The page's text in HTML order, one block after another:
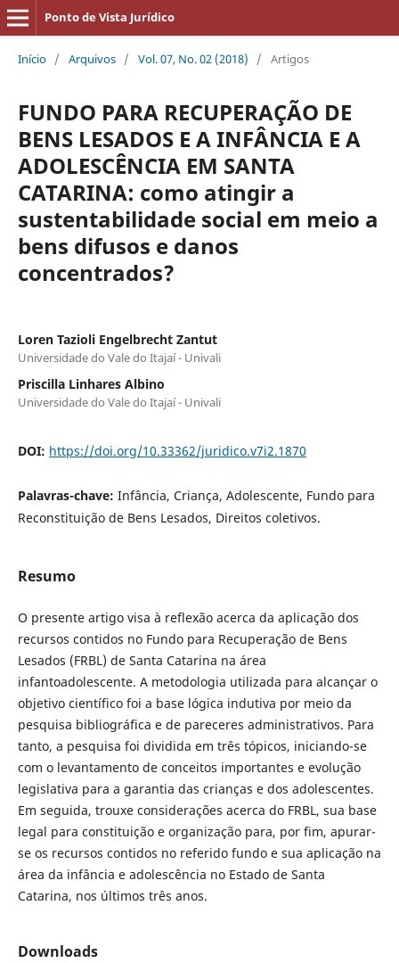
Ponto de Vista Jurídico
Início / Arquivos / Vol. 07, No. 02 (2018) / Artigos
FUNDO PARA RECUPERAÇÃO DE
BENS LESADOS E A INFÂNCIA E A
ADOLESCÊNCIA EM SANTA
CATARINA: como atingir a
sustentabilidade social em meio a
bens difusos e danos
concentrados?
Loren Tazioli Engelbrecht Zantut
Universidade do Vale do Itajaí - Univali
Priscilla Linhares Albino
Universidade do Vale do Itajaí - Univali
DOI: https://doi.org/10.33362/juridico.v7i2.1870
Palavras-chave: Infância, Criança, Adolescente, Fundo para
Reconstituição de Bens Lesados, Direitos coletivos.
Resumo
O presente artigo visa à reflexão acerca da aplicação dos
recursos contidos no Fundo para Recuperação de Bens
Lesados (FRBL) de Santa Catarina na área
infantoadolescente. A metodologia utilizada para alcançar o
objetivo científico foi a base lógica indutiva por meio da
pesquisa bibliográfica e de pareceres administrativos. Para
tanto, a pesquisa foi dividida em três tópicos, iniciando-se
com o levantamento de conceitos importantes e evolução
legislativa para a garantia das crianças e dos adolescentes.
Em seguida, trouxe considerações acerca do FRBL, sua base
legal para constituição e organização para, por fim, apurar-
se os recursos contidos no referido fundo e sua aplicação na
área da infância e adolescência no Estado de Santa
Catarina, nos últimos três anos.
Downloads